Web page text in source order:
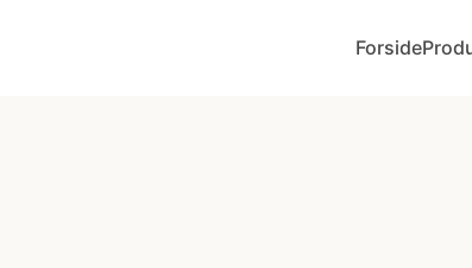
Forside